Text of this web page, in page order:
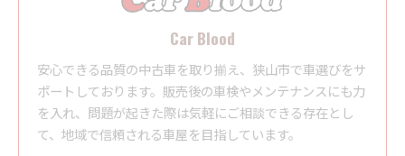
Car Blood
安心できる品質の中古車を取り揃え、狭山市で車選びをサ
ポートしております。販売後の車検やメンテナンスにも力
を入れ、問題が起きた際は気軽にご相談できる存在とし
て、地域で信頼される車屋を目指しています。